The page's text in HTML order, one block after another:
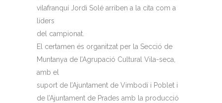
vilafranquí Jordi Solé arriben a la cita com a
líders
del campionat.
El certamen és organitzat per la Secció de
Muntanya de l’Agrupació Cultural Vila-seca,
amb el
suport de l’Ajuntament de Vimbodí i Poblet i
de l’Ajuntament de Prades amb la producció